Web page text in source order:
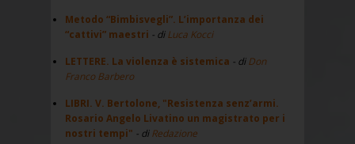
Metodo “Bimbisvegli”. L’importanza dei
“cattivi” maestri - diLuca Kocci
LETTERE. La violenza è sistemica - diDon
Franco Barbero
LIBRI. V. Bertolone, "Resistenza senz’armi.
Rosario Angelo Livatino un magistrato per i
nostri tempi" - diRedazione